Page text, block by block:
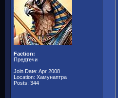
Faction:
Предтечи
Join Date: Apr 2008
Location: Хамунаптра
Posts: 344